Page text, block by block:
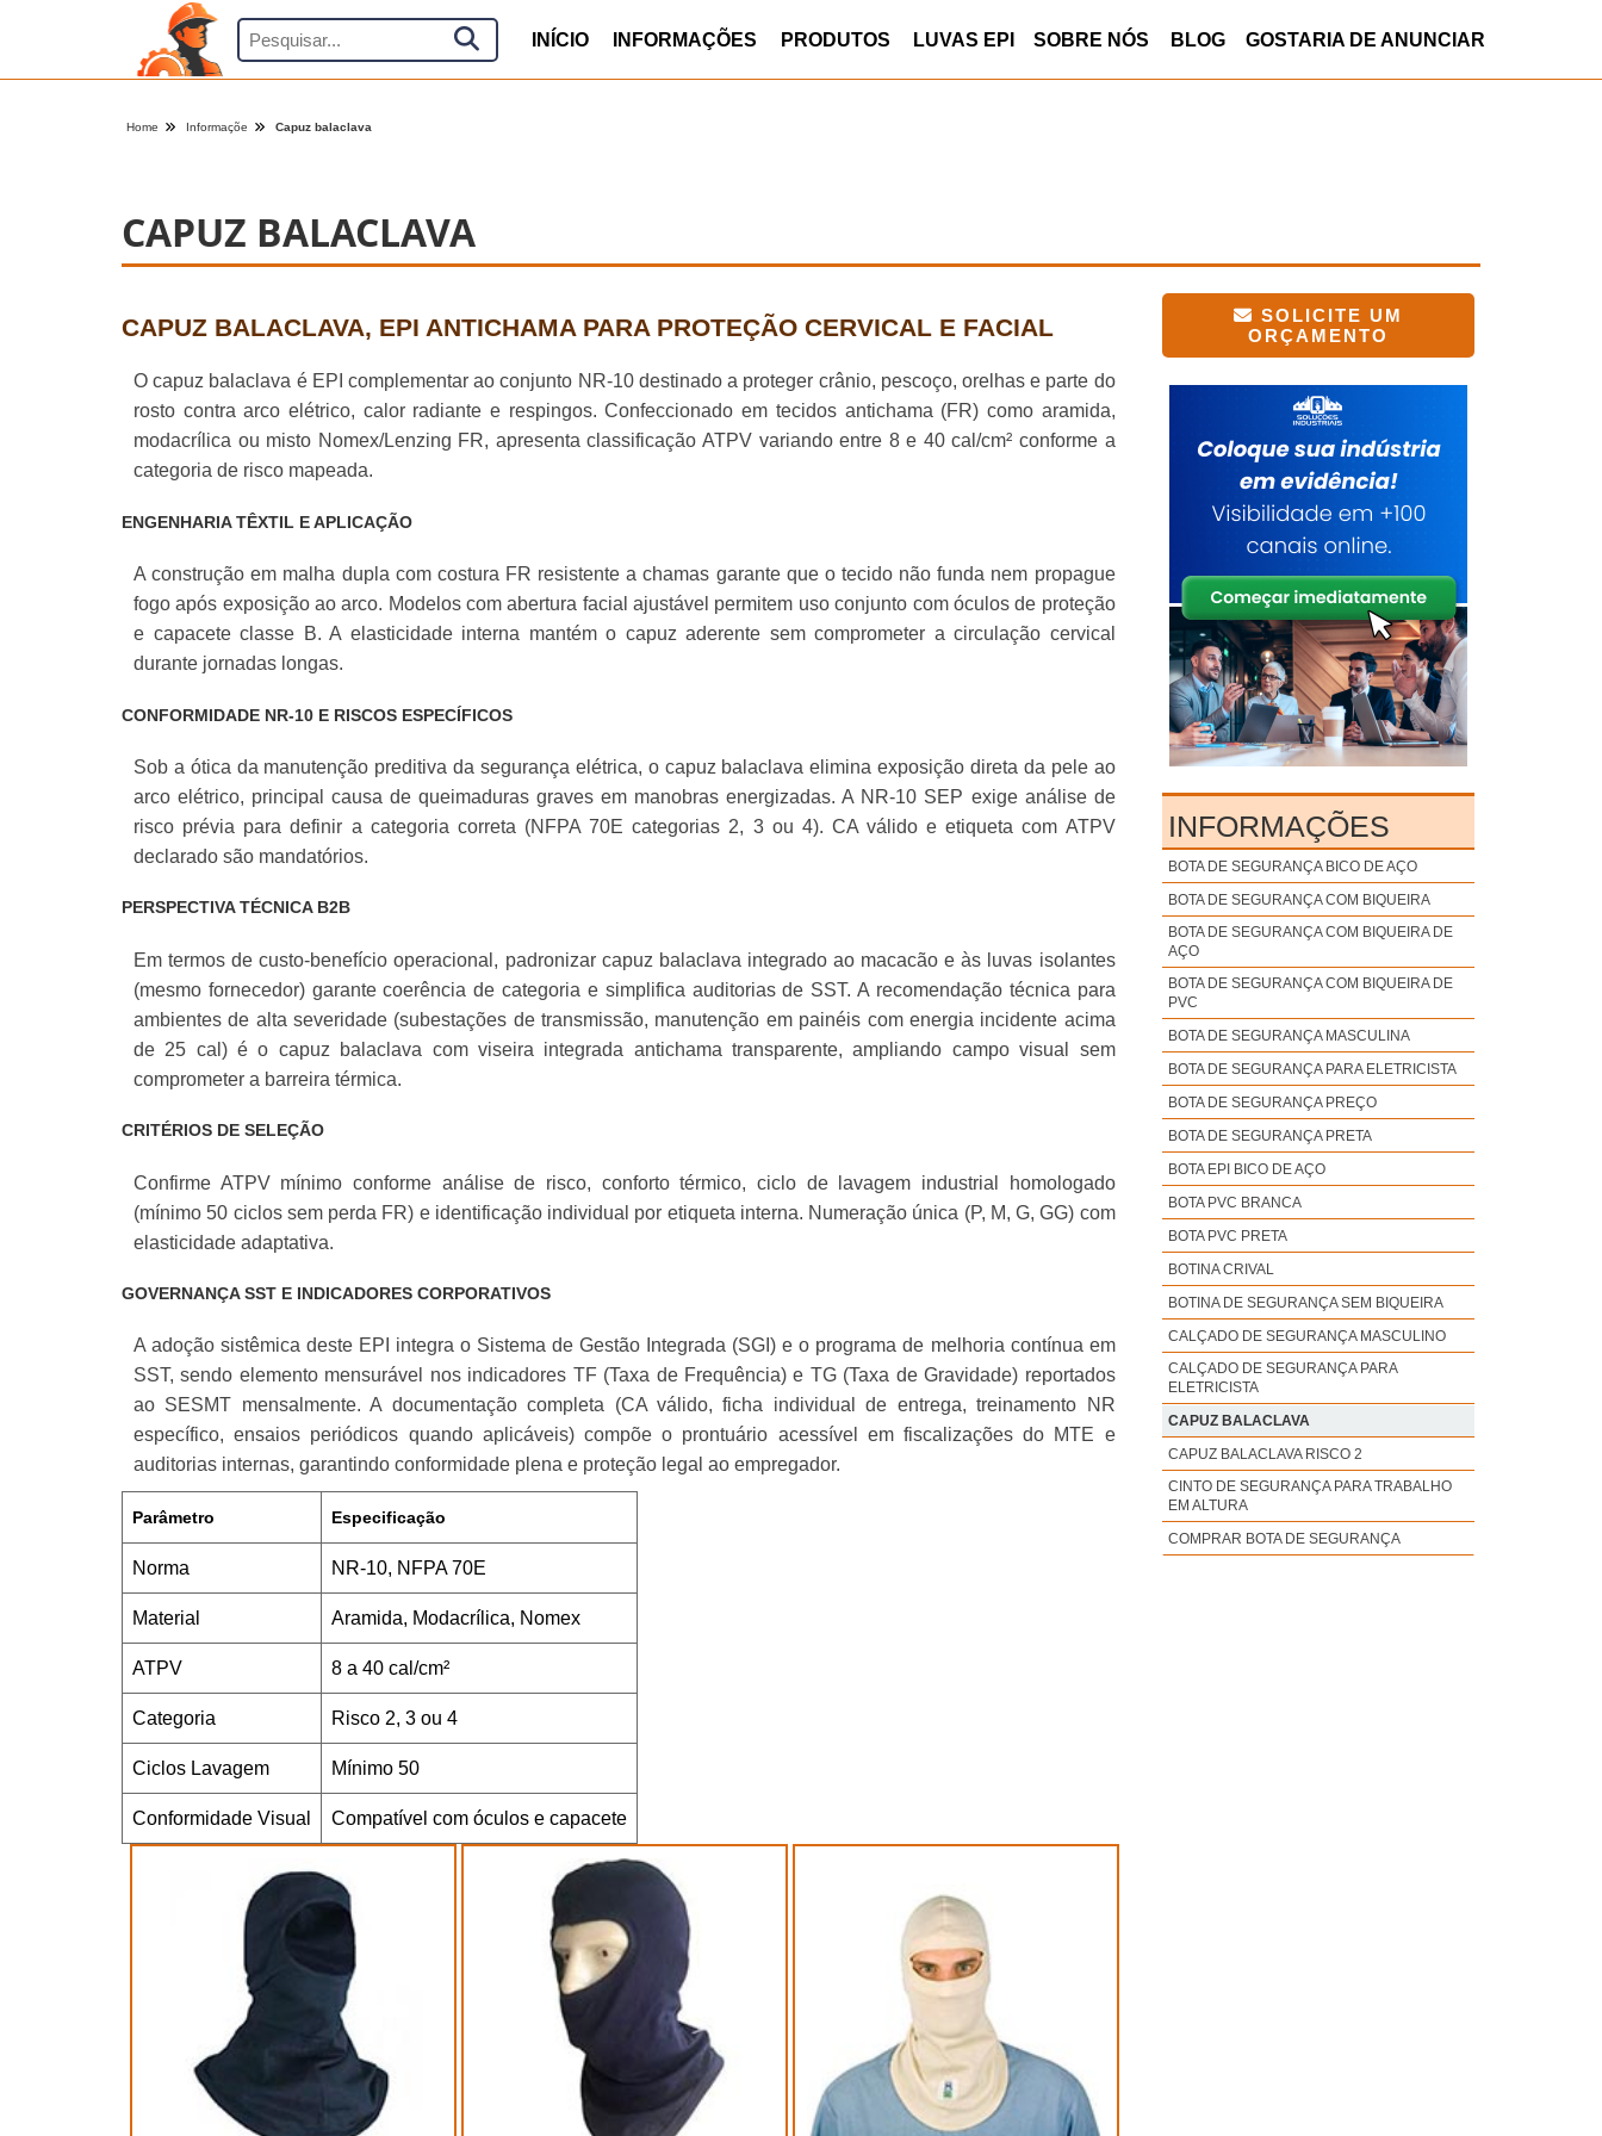
INÍCIO INFORMAÇÕES PRODUTOS LUVAS EPI SOBRE NÓS BLOG GOSTARIA DE ANUNCIAR
Home Informaçõe Capuz balaclava
CAPUZ BALACLAVA
CAPUZ BALACLAVA, EPI ANTICHAMA PARA PROTEÇÃO CERVICAL E FACIAL
O capuz balaclava é EPI complementar ao conjunto NR-10 destinado a proteger crânio, pescoço, orelhas e parte do
rosto contra arco elétrico, calor radiante e respingos. Confeccionado em tecidos antichama (FR) como aramida,
modacrílica ou misto Nomex/Lenzing FR, apresenta classificação ATPV variando entre 8 e 40 cal/cm² conforme a
categoria de risco mapeada.
ENGENHARIA TÊXTIL E APLICAÇÃO
A construção em malha dupla com costura FR resistente a chamas garante que o tecido não funda nem propague
fogo após exposição ao arco. Modelos com abertura facial ajustável permitem uso conjunto com óculos de proteção
e capacete classe B. A elasticidade interna mantém o capuz aderente sem comprometer a circulação cervical
durante jornadas longas.
CONFORMIDADE NR-10 E RISCOS ESPECÍFICOS
Sob a ótica da manutenção preditiva da segurança elétrica, o capuz balaclava elimina exposição direta da pele ao
arco elétrico, principal causa de queimaduras graves em manobras energizadas. A NR-10 SEP exige análise de
risco prévia para definir a categoria correta (NFPA 70E categorias 2, 3 ou 4). CA válido e etiqueta com ATPV
declarado são mandatórios.
PERSPECTIVA TÉCNICA B2B
Em termos de custo-benefício operacional, padronizar capuz balaclava integrado ao macacão e às luvas isolantes
(mesmo fornecedor) garante coerência de categoria e simplifica auditorias de SST. A recomendação técnica para
ambientes de alta severidade (subestações de transmissão, manutenção em painéis com energia incidente acima
de 25 cal) é o capuz balaclava com viseira integrada antichama transparente, ampliando campo visual sem
comprometer a barreira térmica.
CRITÉRIOS DE SELEÇÃO
Confirme ATPV mínimo conforme análise de risco, conforto térmico, ciclo de lavagem industrial homologado
(mínimo 50 ciclos sem perda FR) e identificação individual por etiqueta interna. Numeração única (P, M, G, GG) com
elasticidade adaptativa.
GOVERNANÇA SST E INDICADORES CORPORATIVOS
A adoção sistêmica deste EPI integra o Sistema de Gestão Integrada (SGI) e o programa de melhoria contínua em
SST, sendo elemento mensurável nos indicadores TF (Taxa de Frequência) e TG (Taxa de Gravidade) reportados
ao SESMT mensalmente. A documentação completa (CA válido, ficha individual de entrega, treinamento NR
específico, ensaios periódicos quando aplicáveis) compõe o prontuário acessível em fiscalizações do MTE e
auditorias internas, garantindo conformidade plena e proteção legal ao empregador.
Parâmetro Especificação
Norma NR-10, NFPA 70E
Material Aramida, Modacrílica, Nomex
ATPV 8 a 40 cal/cm²
Categoria Risco 2, 3 ou 4
Ciclos Lavagem Mínimo 50
Conformidade Visual Compatível com óculos e capacete
ORÇAMENTO
INFORMAÇÕES
BOTA DE SEGURANÇA BICO DE AÇO
BOTA DE SEGURANÇA COM BIQUEIRA
BOTA DE SEGURANÇA COM BIQUEIRA DE
AÇO
BOTA DE SEGURANÇA COM BIQUEIRA DE
PVC
BOTA DE SEGURANÇA MASCULINA
BOTA DE SEGURANÇA PARA ELETRICISTA
BOTA DE SEGURANÇA PREÇO
BOTA DE SEGURANÇA PRETA
BOTA EPI BICO DE AÇO
BOTA PVC BRANCA
BOTA PVC PRETA
BOTINA CRIVAL
BOTINA DE SEGURANÇA SEM BIQUEIRA
CALÇADO DE SEGURANÇA MASCULINO
CALÇADO DE SEGURANÇA PARA
ELETRICISTA
CAPUZ BALACLAVA
CAPUZ BALACLAVA RISCO 2
CINTO DE SEGURANÇA PARA TRABALHO
EM ALTURA
COMPRAR BOTA DE SEGURANÇA